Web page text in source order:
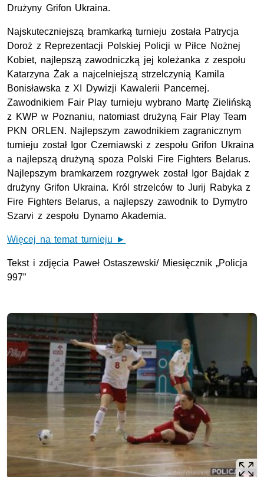
Drużyny Grifon Ukraina.
Najskuteczniejszą bramkarką turnieju została Patrycja
Doroż z Reprezentacji Polskiej Policji w Piłce Nożnej
Kobiet, najlepszą zawodniczką jej koleżanka z zespołu
Katarzyna Żak a najcelniejszą strzelczynią Kamila
Bonisławska z XI Dywizji Kawalerii Pancernej.
Zawodnikiem Fair Play turnieju wybrano Martę Zielińską
z KWP w Poznaniu, natomiast drużyną Fair Play Team
PKN ORLEN. Najlepszym zawodnikiem zagranicznym
turnieju został Igor Czerniawski z zespołu Grifon Ukraina
a najlepszą drużyną spoza Polski Fire Fighters Belarus.
Najlepszym bramkarzem rozgrywek został Igor Bajdak z
drużyny Grifon Ukraina. Król strzelców to Jurij Rabyka z
Fire Fighters Belarus, a najlepszy zawodnik to Dymytro
Szarvi z zespołu Dynamo Akademia.
Więcej na temat turnieju ►
Tekst i zdjęcia Paweł Ostaszewski/ Miesięcznik „Policja
997”